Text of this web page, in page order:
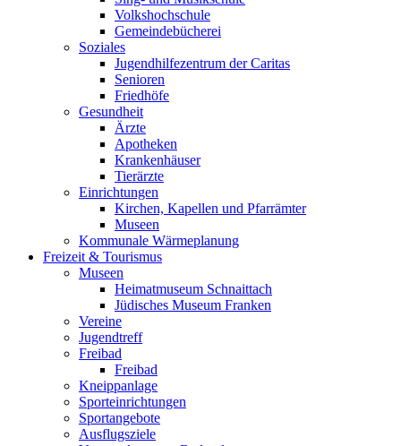
Volkshochschule
Gemeindebücherei
Soziales
Jugendhilfezentrum der Caritas
Senioren
Friedhöfe
Gesundheit
Ärzte
Apotheken
Krankenhäuser
Tierärzte
Einrichtungen
Kirchen, Kapellen und Pfarrämter
Museen
Kommunale Wärmeplanung
Freizeit & Tourismus
Museen
Heimatmuseum Schnaittach
Jüdisches Museum Franken
Vereine
Jugendtreff
Freibad
Freibad
Kneippanlage
Sporteinrichtungen
Sportangebote
Ausflugsziele